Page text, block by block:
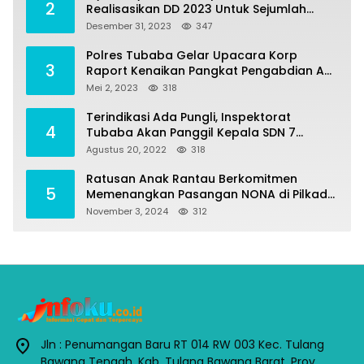
2
Realisasikan DD 2023 Untuk Sejumlah
Program Pembangunan
Desember 31, 2023 347
3
Polres Tubaba Gelar Upacara Korp
Raport Kenaikan Pangkat Pengabdian AKP
Alaidin Effendi
Mei 2, 2023 318
4
Terindikasi Ada Pungli, Inspektorat
Tubaba Akan Panggil Kepala SDN 7
Penumangan Baru
Agustus 20, 2022 318
5
Ratusan Anak Rantau Berkomitmen
Memenangkan Pasangan NONA di Pilkada
Tubaba 2024
November 3, 2024 312
Jln : Penumangan Baru RT 014 RW 003 Kec. Tulang